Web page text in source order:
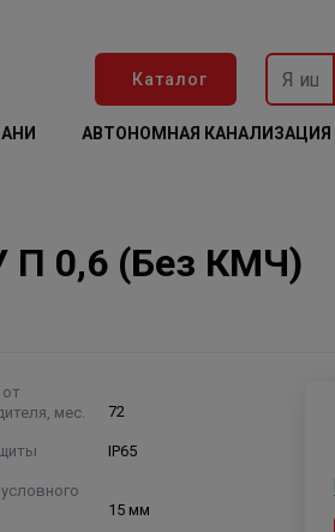
Каталог
АВТОНОМНАЯ КАНАЛИЗАЦИЯ
П 0,6 (Без КМЧ)
мес.
72
IP65
15 мм